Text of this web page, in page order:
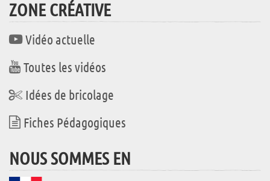
ZONE CRÉATIVE
Vidéo actuelle
Toutes les vidéos
Idées de bricolage
Fiches Pédagogiques
NOUS SOMMES EN